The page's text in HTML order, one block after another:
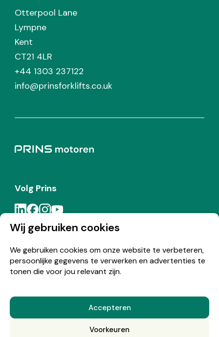
Wij gebruiken cookies
We gebruiken cookies om onze website te verbeteren,
persoonlijke gegevens te verwerken en advertenties te
tonen die voor jou relevant zijn.
Accepteren
Voorkeuren
Otterpool Lane
Lympne
Kent
CT21 4LR
+44 1303 237122
info@prinsforklifts.co.uk
Volg Prins
Meld je aan voor de Prins nieuwsbrief
© Copyright 2026 Prins